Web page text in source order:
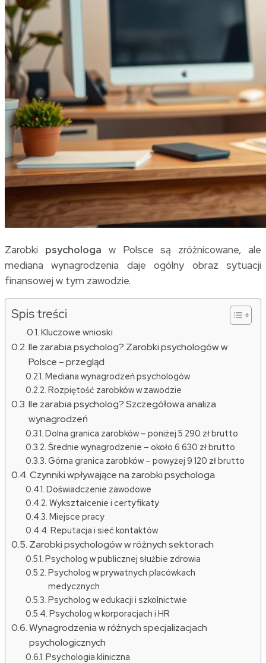
Zarobki psychologa w Polsce są zróżnicowane, ale
mediana wynagrodzenia daje ogólny obraz sytuacji
finansowej w tym zawodzie.
Spis treści
Kluczowe wnioski
Ile zarabia psycholog? Zarobki psychologów w
Polsce – przegląd
Mediana wynagrodzeń psychologów
Rozpiętość zarobków w zawodzie
Ile zarabia psycholog? Szczegółowa analiza
wynagrodzeń
Dolna granica zarobków – poniżej 5 290 zł brutto
Średnie wynagrodzenie – około 6 630 zł brutto
Górna granica zarobków – powyżej 9 120 zł brutto
Czynniki wpływające na zarobki psychologa
Doświadczenie zawodowe
Wykształcenie i certyfikaty
Miejsce pracy
Reputacja i sieć kontaktów
Zarobki psychologów w różnych sektorach
Psycholog w publicznej służbie zdrowia
Psycholog w prywatnych placówkach
medycznych
Psycholog w edukacji i szkolnictwie
Psycholog w korporacjach i HR
Wynagrodzenia w różnych specjalizacjach
psychologicznych
Psychologia kliniczna